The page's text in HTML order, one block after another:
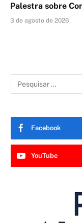
Palestra sobre
3 de agosto de 2026
Facebook
YouTube